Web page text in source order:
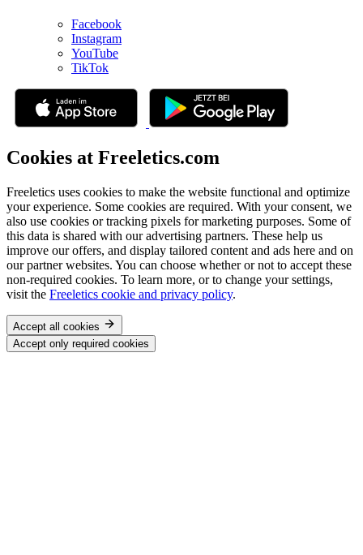
Facebook
Instagram
YouTube
TikTok
Cookies at Freeletics.com
Freeletics uses cookies to make the website functional and optimize
your experience. Some cookies are required. With your consent, we
also use cookies or tracking pixels for marketing purposes. Some of
this data is shared with our advertising partners. These help us
improve our offers, and display tailored content and ads here and on
our partner websites. You can choose whether or not to accept these
non-required cookies. To learn more, or to change your settings,
visit the Freeletics cookie and privacy policy.
Accept all cookies
Accept only required cookies